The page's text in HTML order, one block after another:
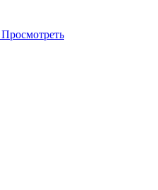
Просмотреть